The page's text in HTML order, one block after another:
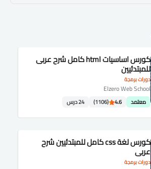
دورات برمجة
كورس اساسيات html كامل شرح عربى
للمبتدئيين
Elzero Web School
معتمد 4.6
(1106) 24 درس
دورات برمجة
كورس لغة css كامل للمبتدئيين شرح
عربى